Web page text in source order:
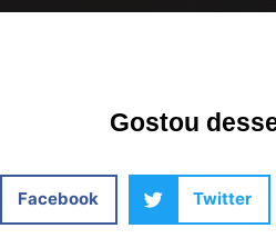
Gostou
Facebook Twitter